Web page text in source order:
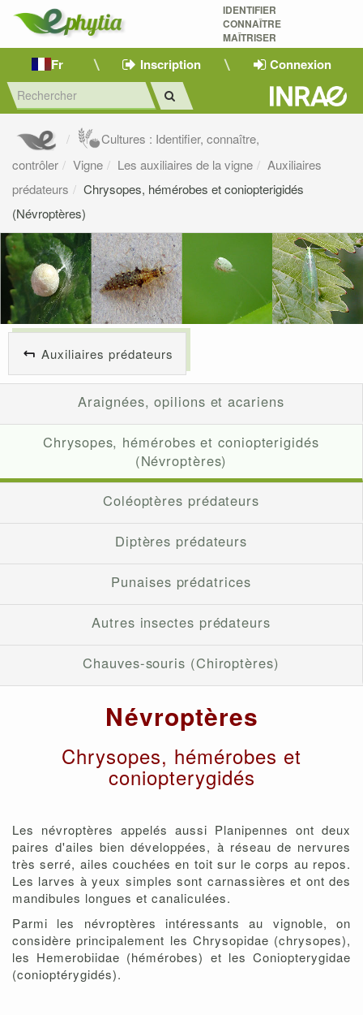
IDENTIFIER
CONNAÎTRE
MAÎTRISER
Fr Inscription Connexion
Cultures : Identifier, connaître,
contrôler
Vigne Les auxiliaires de la vigne
Auxiliaires
prédateurs
Chrysopes, hémérobes et coniopterigidés
(Névroptères)
Auxiliaires prédateurs
Araignées, opilions et acariens
Chrysopes, hémérobes et coniopterigidés
(Névroptères)
Coléoptères prédateurs
Diptères prédateurs
Punaises prédatrices
Autres insectes prédateurs
Chauves-souris (Chiroptères)
Névroptères
Chrysopes, hémérobes et
coniopterygidés
Les névroptères appelés aussi Planipennes ont deux
paires d'ailes bien développées, à réseau de nervures
très serré, ailes couchées en toit sur le corps au repos.
Les larves à yeux simples sont carnassières et ont des
mandibules longues et canaliculées.
Parmi les névroptères intéressants au vignoble, on
considère principalement les Chrysopidae (chrysopes),
les Hemerobiidae (hémérobes) et les Coniopterygidae
(conioptérygidés).